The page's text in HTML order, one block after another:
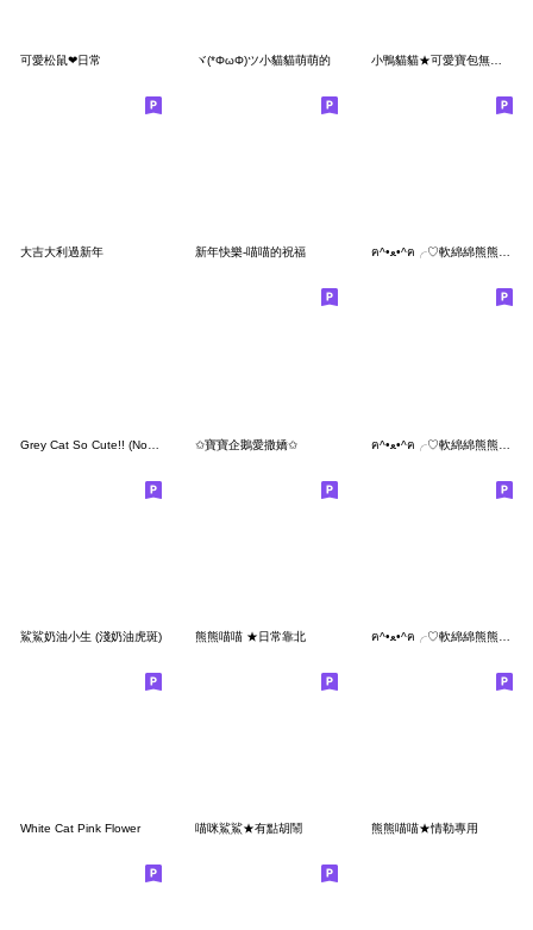
可愛松鼠❤日常 ヾ(*ΦωΦ)ツ小貓貓萌萌的 小鴨貓貓★可愛寶包無辜眼神攻擊!
大吉大利過新年 新年快樂-喵喵的祝福 ฅ^•ﻌ•^ฅ╭♡軟綿綿熊熊貓嘻嘻
✩寶寶企鵝愛撒嬌✩
鯊鯊奶油小生 (淺奶油虎斑) 熊熊喵喵 ★日常靠北
White Cat Pink Flower 喵咪鯊鯊★有點胡鬧 熊熊喵喵★情勒專用